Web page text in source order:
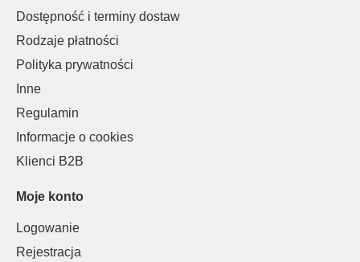
Dostępność i terminy dostaw
Rodzaje płatności
Polityka prywatności
Inne
Regulamin
Informacje o cookies
Klienci B2B
Moje konto
Logowanie
Rejestracja